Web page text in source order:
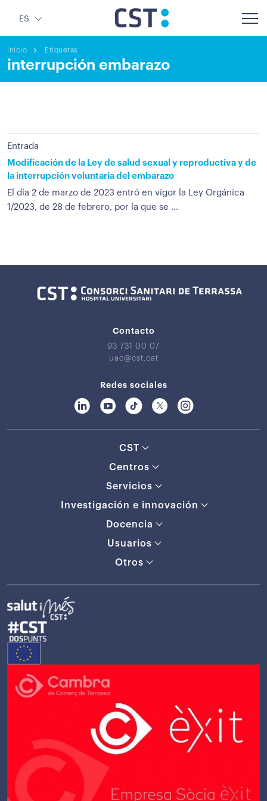
ES
Inicio Etiquetas
interrupción embarazo
Entrada
Modificación de la Ley de salud sexual y reproductiva y de
la interrupción voluntaria del embarazo
El día 2 de marzo de 2023 entró en vigor la Ley Orgánica
1/2023, de 28 de febrero, por la que se ...
Contacto
93 731 00 07
uac@cst.cat
Redes sociales
CST
Centros
Servicios
Investigación e innovación
Docencia
Usuarios
Otros